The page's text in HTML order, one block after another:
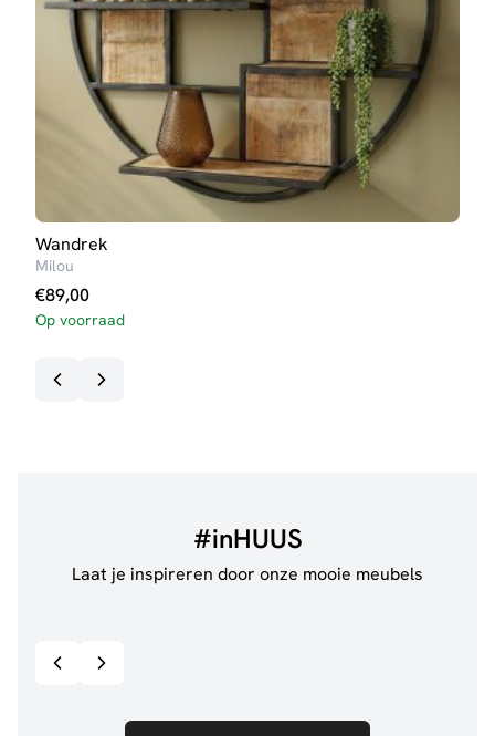
Wandrek
Milou
€89,00
Op voorraad
#inHUUS
Laat je inspireren door onze mooie meubels